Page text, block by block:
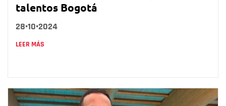
talentos Bogotá
28•10•2024
LEER MÁS